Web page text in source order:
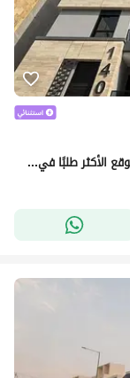
تحفة سكنية فاخرة تجمع بين التصميم العصري والموقع الأكثر طلبًا في قلب جدة – حي الحمراء جاهز للإفراغ الفوري